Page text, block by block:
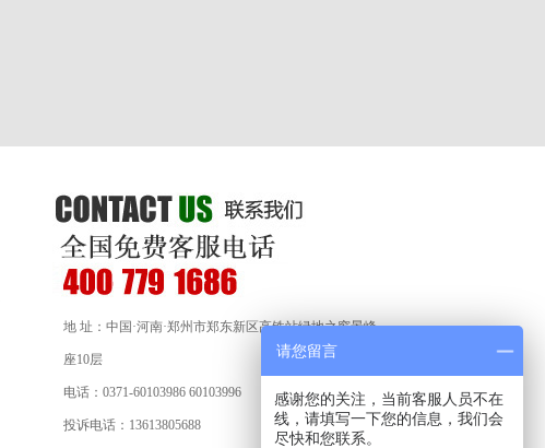
地 址：中国·河南·郑州市郑东新区高铁站绿地之窗景峰
座10层
电话：0371-60103986 60103996
投诉电话：13613805688
请您留言
感谢您的关注，当前客服人员不在
线，请填写一下您的信息，我们会
尽快和您联系。